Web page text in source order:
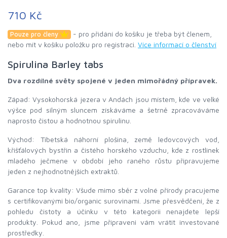
710 Kč
Pouze pro členy
- pro přidání do košíku je třeba být členem,
nebo mít v košíku položku pro registraci. Více informací o členství
Spirulina Barley tabs
Dva rozdílné světy spojené v jeden mimořádný přípravek.
Západ: Vysokohorská jezera v Andách jsou místem, kde ve velké
výšce pod silným sluncem získáváme a šetrně zpracováváme
naprosto čistou a hodnotnou spirulinu.
Východ: Tibetská náhorní plošina, země ledovcových vod,
křišťálových bystřin a čistého horského vzduchu, kde z rostlinek
mladého ječmene v období jeho raného růstu připravujeme
jeden z nejhodnotnějších extraktů.
Garance top kvality: Všude mimo sběr z volné přírody pracujeme
s certifikovanými bio/organic surovinami. Jsme přesvědčeni, že z
pohledu čistoty a účinku v této kategorii nenajdete lepší
produkty. Pokud ano, jsme připraveni vám vrátit investované
prostředky.